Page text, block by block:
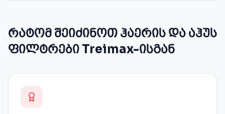
რატომ შეიძინოთ ჰაერის და აჰუს
ფილტრები Treimax-ისგან